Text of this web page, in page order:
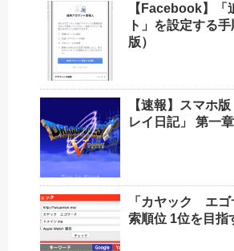
【Facebook】「
ト」を設定する
版）
【速報】スマホ
レイ日記」 第一章
「カヤック エゴ
索順位 1位を目指